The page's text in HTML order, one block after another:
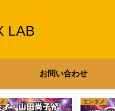
LAB
お問い合わせ
エンタメ